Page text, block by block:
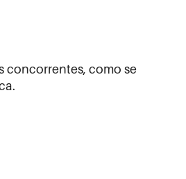
concorrentes, como se